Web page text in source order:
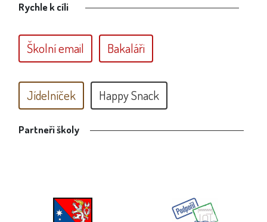
Rychle k cíli
Školní email Bakaláři
Jídelníček Happy Snack
Partneři školy